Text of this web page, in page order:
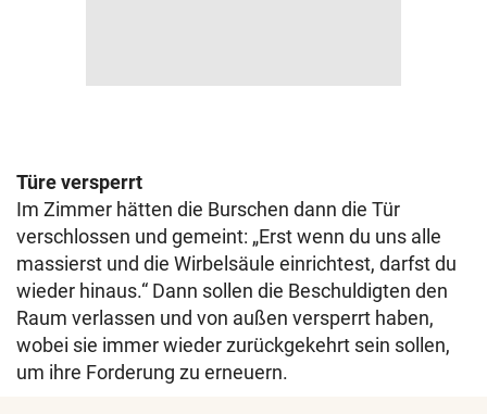
Türe versperrt
Im Zimmer hätten die Burschen dann die Tür
verschlossen und gemeint: „Erst wenn du uns alle
massierst und die Wirbelsäule einrichtest, darfst du
wieder hinaus.“ Dann sollen die Beschuldigten den
Raum verlassen und von außen versperrt haben,
wobei sie immer wieder zurückgekehrt sein sollen,
um ihre Forderung zu erneuern.